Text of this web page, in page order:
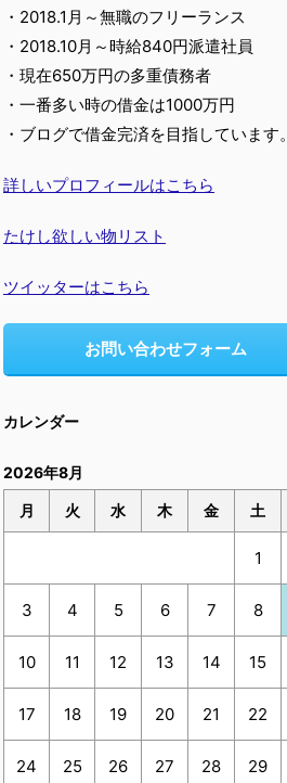
・2018.1月～無職のフリーランス
・2018.10月～時給840円派遣社員
・現在650万円の多重債務者
・一番多い時の借金は1000万円
・ブログで借金完済を目指しています。
詳しいプロフィールはこちら
たけし欲しい物リスト
ツイッターはこちら
お問い合わせフォーム
カレンダー
2026年8月
月 火 水 木 金 土
1
3 4 5 6 7 8
10 11 12 13 14 15
17 18 19 20 21 22
24 25 26 27 28 29